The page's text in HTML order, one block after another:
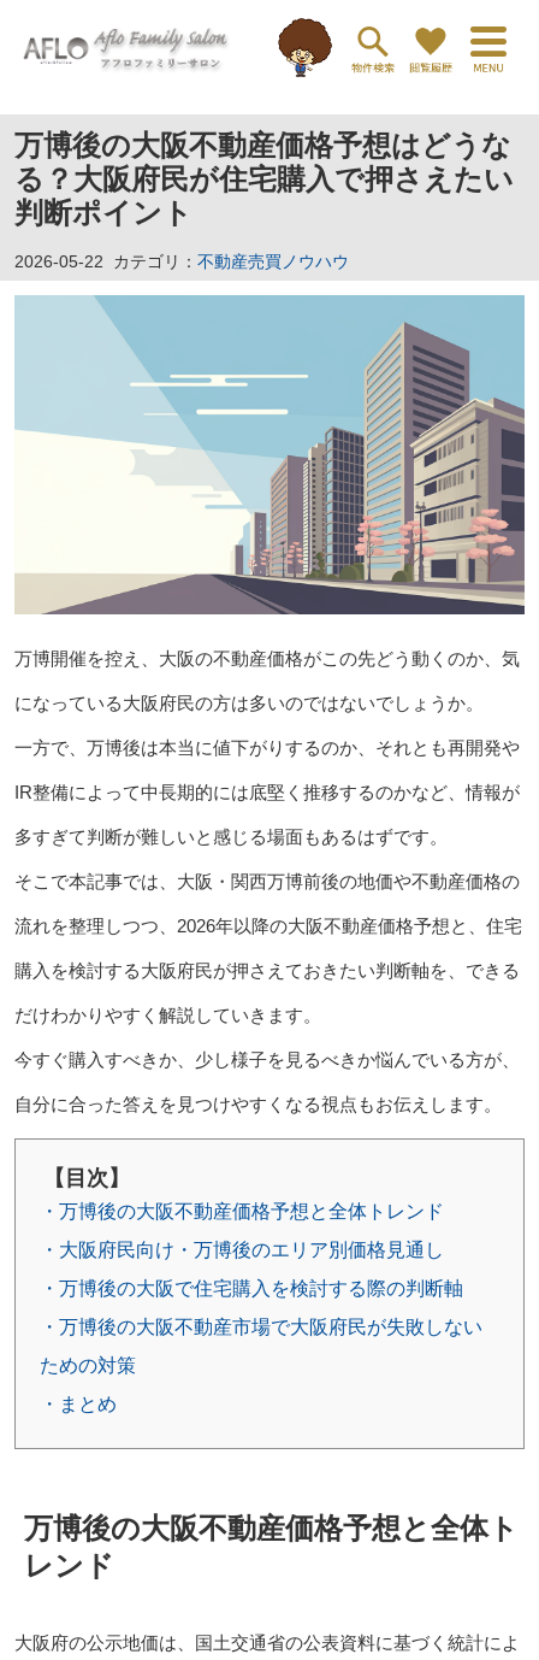
万博後の大阪不動産価格予想はどうな
る？大阪府民が住宅購入で押さえたい
判断ポイント
2026-05-22 カテゴリ： 不動産売買ノウハウ
万博開催を控え、大阪の不動産価格がこの先どう動くのか、気
になっている大阪府民の方は多いのではないでしょうか。
一方で、万博後は本当に値下がりするのか、それとも再開発や
IR整備によって中長期的には底堅く推移するのかなど、情報が
多すぎて判断が難しいと感じる場面もあるはずです。
そこで本記事では、大阪・関西万博前後の地価や不動産価格の
流れを整理しつつ、2026年以降の大阪不動産価格予想と、住宅
購入を検討する大阪府民が押さえておきたい判断軸を、できる
だけわかりやすく解説していきます。
今すぐ購入すべきか、少し様子を見るべきか悩んでいる方が、
自分に合った答えを見つけやすくなる視点もお伝えします。
【目次】
・万博後の大阪不動産価格予想と全体トレンド
・大阪府民向け・万博後のエリア別価格見通し
・万博後の大阪で住宅購入を検討する際の判断軸
・万博後の大阪不動産市場で大阪府民が失敗しない
ための対策
・まとめ
万博後の大阪不動産価格予想と全体ト
レンド
大阪府の公示地価は、国土交通省の公表資料に基づく統計によ